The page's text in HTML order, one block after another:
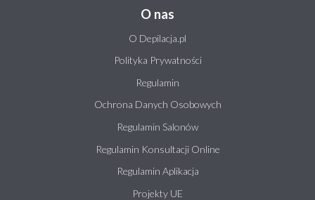
O nas
O Depilacja.pl
Polityka Prywatności
Regulamin
Ochrona Danych Osobowych
Regulamin Salonów
Regulamin Konsultacji Online
Regulamin Aplikacja
Projekty UE